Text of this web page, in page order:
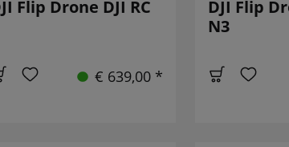
Flip Drone DJI RC
€ 639,00 *
DJI Flip
N3